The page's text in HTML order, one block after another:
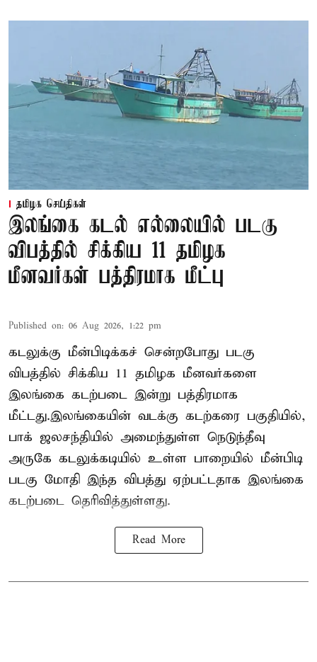
தமிழக செய்திகள்
இலங்கை கடல் எல்லையில் படகு
விபத்தில் சிக்கிய 11 தமிழக
மீனவர்கள் பத்திரமாக மீட்பு
Published on: 06 Aug 2026, 1:22 pm
கடலுக்கு மீன்பிடிக்கச் சென்றபோது படகு
விபத்தில் சிக்கிய 11 தமிழக மீனவர்களை
இலங்கை கடற்படை இன்று பத்திரமாக
மீட்டது.இலங்கையின் வடக்கு கடற்கரை பகுதியில்,
பாக் ஜலசந்தியில் அமைந்துள்ள நெடுந்தீவு
அருகே கடலுக்கடியில் உள்ள பாறையில் மீன்பிடி
படகு மோதி இந்த விபத்து ஏற்பட்டதாக இலங்கை
கடற்படை தெரிவித்துள்ளது.
Read More